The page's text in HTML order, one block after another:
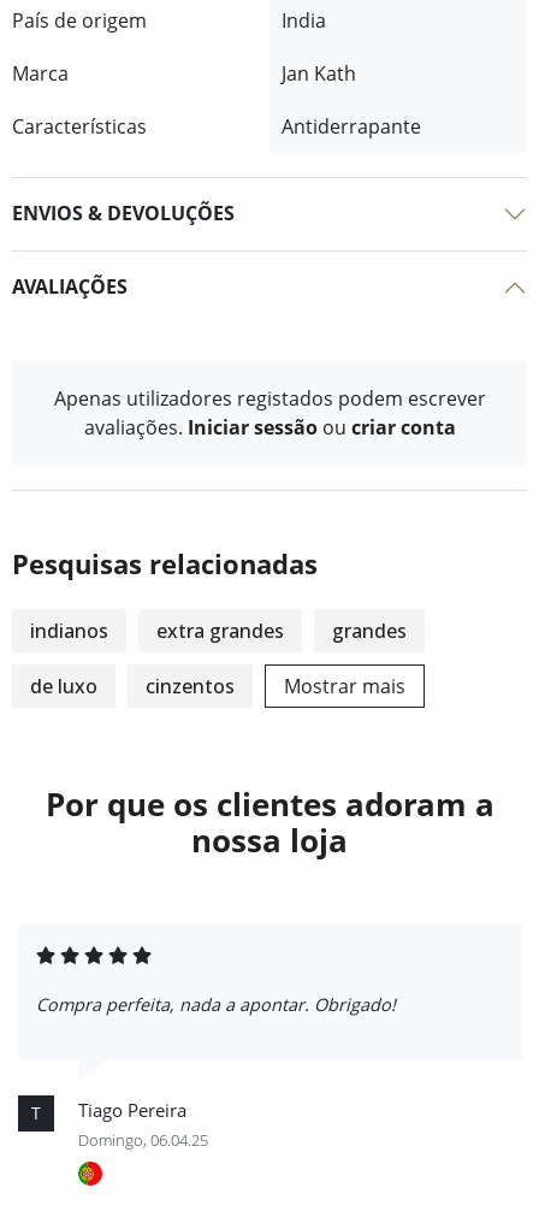
País de origem
India
Marca
Jan Kath
Características
Antiderrapante
ENVIOS & DEVOLUÇÕES
AVALIAÇÕES
Apenas utilizadores registados podem escrever
avaliações. Iniciar sessão ou criar conta
Pesquisas relacionadas
indianos extra grandes grandes
de luxo cinzentos Mostrar mais
Por que os clientes adoram a
nossa loja
Compra perfeita, nada a apontar. Obrigado!
T Tiago Pereira
Domingo, 06.04.25